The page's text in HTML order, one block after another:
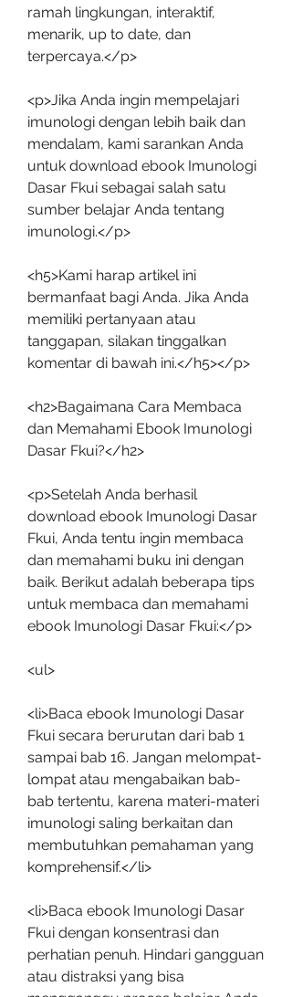
ramah lingkungan, interaktif,
menarik, up to date, dan
terpercaya.</p>
<p>Jika Anda ingin mempelajari
imunologi dengan lebih baik dan
mendalam, kami sarankan Anda
untuk download ebook Imunologi
Dasar Fkui sebagai salah satu
sumber belajar Anda tentang
imunologi.</p>
<h5>Kami harap artikel ini
bermanfaat bagi Anda. Jika Anda
memiliki pertanyaan atau
tanggapan, silakan tinggalkan
komentar di bawah ini.</h5></p>
<h2>Bagaimana Cara Membaca
dan Memahami Ebook Imunologi
Dasar Fkui?</h2>
<p>Setelah Anda berhasil
download ebook Imunologi Dasar
Fkui, Anda tentu ingin membaca
dan memahami buku ini dengan
baik. Berikut adalah beberapa tips
untuk membaca dan memahami
ebook Imunologi Dasar Fkui:</p>
<ul>
<li>Baca ebook Imunologi Dasar
Fkui secara berurutan dari bab 1
sampai bab 16. Jangan melompat-
lompat atau mengabaikan bab-
bab tertentu, karena materi-materi
imunologi saling berkaitan dan
membutuhkan pemahaman yang
komprehensif.</li>
<li>Baca ebook Imunologi Dasar
Fkui dengan konsentrasi dan
perhatian penuh. Hindari gangguan
atau distraksi yang bisa